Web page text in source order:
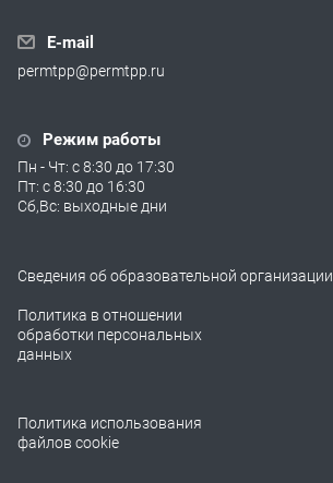
E-mail
permtpp@permtpp.ru
Режим работы
Пн - Чт: с 8:30 до 17:30
Пт: с 8:30 до 16:30
Сб,Вс: выходные дни
Сведения об образовательной организации
Политика в отношении
обработки персональных
данных
Политика использования
файлов cookie